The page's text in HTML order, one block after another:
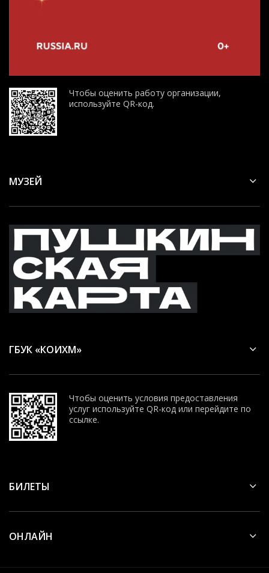
Чтобы оценить работу организации,
используйте QR-код.
МУЗЕЙ
ГБУК «КОИХМ»
Чтобы оценить условия предоставления
услуг используйте QR-код или перейдите по
ссылке.
БИЛЕТЫ
ОНЛАЙН